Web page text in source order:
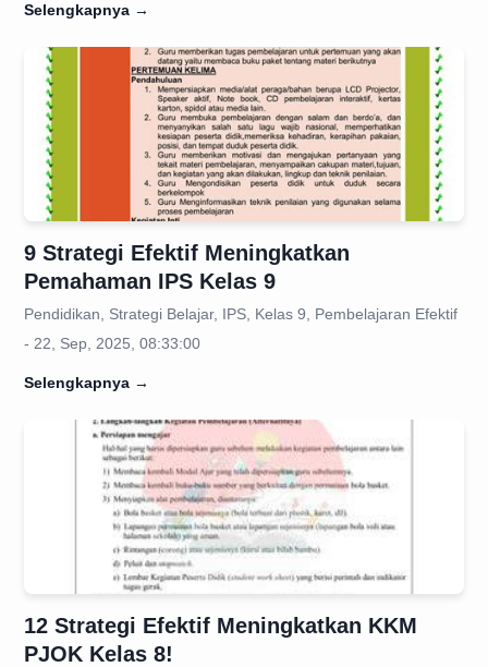
Selengkapnya →
9 Strategi Efektif Meningkatkan
Pemahaman IPS Kelas 9
Pendidikan, Strategi Belajar, IPS, Kelas 9, Pembelajaran Efektif
- 22, Sep, 2025, 08:33:00
Selengkapnya →
12 Strategi Efektif Meningkatkan KKM
PJOK Kelas 8!